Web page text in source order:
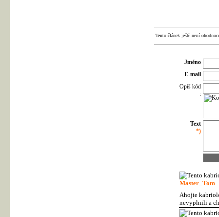
Tento článek ještě není
Jméno
E-mail
Opiš kód
:
Text
*)
Master_Tom
Ahojte
nevyplnili a